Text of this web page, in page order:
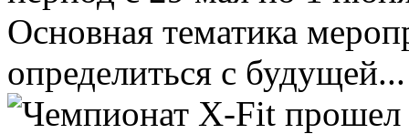
Основная тематика
определиться с будущей...